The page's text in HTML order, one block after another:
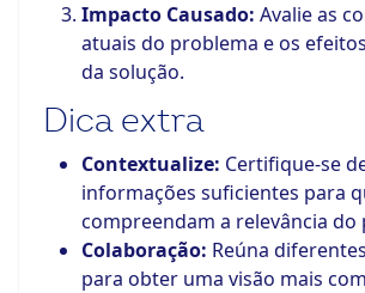
Impacto Causado: Avalie as
atuais do problema e os
da solução.
Dica extra
Contextualize: Certifique-se
informações suficientes para
compreendam a relevância do
Colaboração: Reúna
para obter uma visão mais